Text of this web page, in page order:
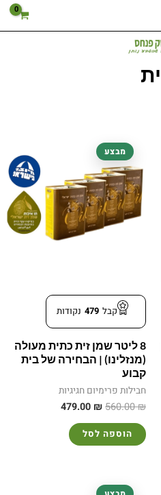
קבל 479 נקודות
מבצע
8 ליטר שמן זית כתית מעולה
(מנזלינו) | הבחירה של בית
קבוע
חבילות פרימיום חגיגיות
560.00₪
המחיר
המקורי
היה:
560.00 ₪.
479.00 ₪
479.00 ₪.
הוספה לסל
המחיר